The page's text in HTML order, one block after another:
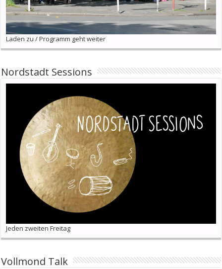
Laden zu / Programm geht weiter
Nordstadt Sessions
Jeden zweiten Freitag
Vollmond Talk